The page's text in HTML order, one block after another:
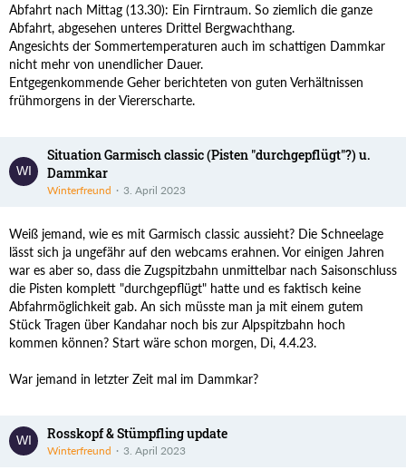
Abfahrt nach Mittag (13.30): Ein Firntraum. So ziemlich die ganze
Abfahrt, abgesehen unteres Drittel Bergwachthang.
Angesichts der Sommertemperaturen auch im schattigen Dammkar
nicht mehr von unendlicher Dauer.
Entgegenkommende Geher berichteten von guten Verhältnissen
frühmorgens in der Viererscharte.
Situation Garmisch classic (Pisten "durchgepflügt"?) u.
Dammkar
Winterfreund 3. April 2023
Weiß jemand, wie es mit Garmisch classic aussieht? Die Schneelage
lässt sich ja ungefähr auf den webcams erahnen. Vor einigen Jahren
war es aber so, dass die Zugspitzbahn unmittelbar nach Saisonschluss
die Pisten komplett "durchgepflügt" hatte und es faktisch keine
Abfahrmöglichkeit gab. An sich müsste man ja mit einem gutem
Stück Tragen über Kandahar noch bis zur Alpspitzbahn hoch
kommen können? Start wäre schon morgen, Di, 4.4.23.
War jemand in letzter Zeit mal im Dammkar?
Rosskopf & Stümpfling update
Winterfreund 3. April 2023